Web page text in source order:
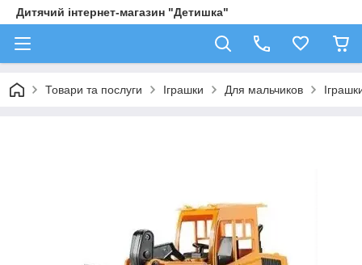
Дитячий інтернет-магазин "Детишка"
Товари та послуги Іграшки Для мальчиков